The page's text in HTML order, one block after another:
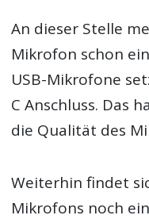
An dieser Stelle
Mikrofon schon
USB-Mikrofone
C Anschluss. Das
die Qualität des
Weiterhin findet
Mikrofons noch